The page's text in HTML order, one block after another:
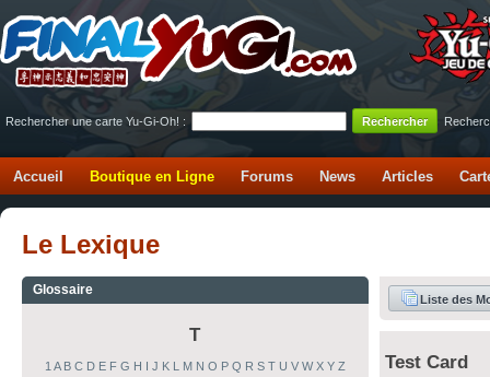
Rechercher une carte Yu-Gi-Oh! :
Accueil Boutique en Ligne Forums News Articles
Le Lexique
Glossaire
T
1 A B C D E F G H J K M N O P Q R S T U V W X Y Z
Liste des
Test Card